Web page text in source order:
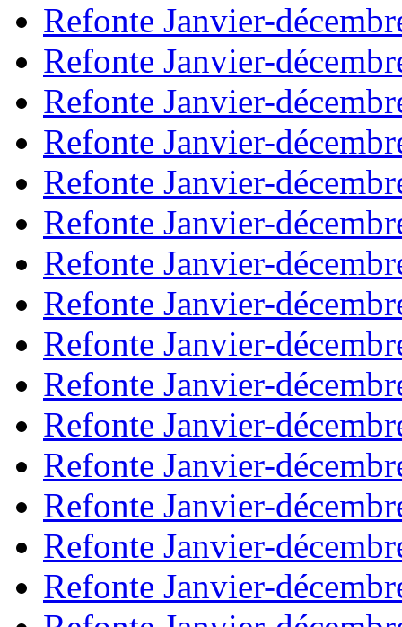
Refonte Janvier-
Refonte Janvier-
Refonte Janvier-
Refonte Janvier-
Refonte Janvier-
Refonte Janvier-
Refonte Janvier-
Refonte Janvier-
Refonte Janvier-
Refonte Janvier-
Refonte Janvier-
Refonte Janvier-
Refonte Janvier-
Refonte Janvier-
Refonte Janvier-